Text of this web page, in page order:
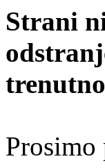
Strani
Prosimo